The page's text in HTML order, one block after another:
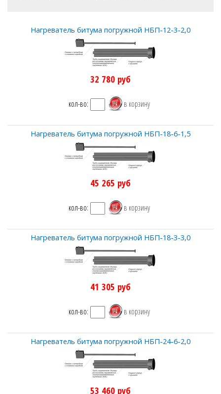
Нагреватель битума погружной НБП-12-3-2,0
32 780 руб
кол-во:
Нагреватель битума погружной НБП-18-6-1,5
45 265 руб
кол-во:
Нагреватель битума погружной НБП-18-3-3,0
41 305 руб
кол-во:
Нагреватель битума погружной НБП-24-6-2,0
53 460 руб